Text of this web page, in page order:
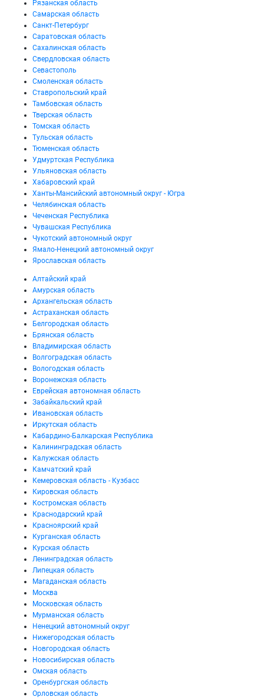
Рязанская область
Самарская область
Санкт-Петербург
Саратовская область
Сахалинская область
Свердловская область
Севастополь
Смоленская область
Ставропольский край
Тамбовская область
Тверская область
Томская область
Тульская область
Тюменская область
Удмуртская Республика
Ульяновская область
Хабаровский край
Ханты-Мансийский автономный округ - Югра
Челябинская область
Чеченская Республика
Чувашская Республика
Чукотский автономный округ
Ямало-Ненецкий автономный округ
Ярославская область
Алтайский край
Амурская область
Архангельская область
Астраханская область
Белгородская область
Брянская область
Владимирская область
Волгоградская область
Вологодская область
Воронежская область
Еврейская автономная область
Забайкальский край
Ивановская область
Иркутская область
Кабардино-Балкарская Республика
Калининградская область
Калужская область
Камчатский край
Кемеровская область - Кузбасс
Кировская область
Костромская область
Краснодарский край
Красноярский край
Курганская область
Курская область
Ленинградская область
Липецкая область
Магаданская область
Москва
Московская область
Мурманская область
Ненецкий автономный округ
Нижегородская область
Новгородская область
Новосибирская область
Омская область
Оренбургская область
Орловская область